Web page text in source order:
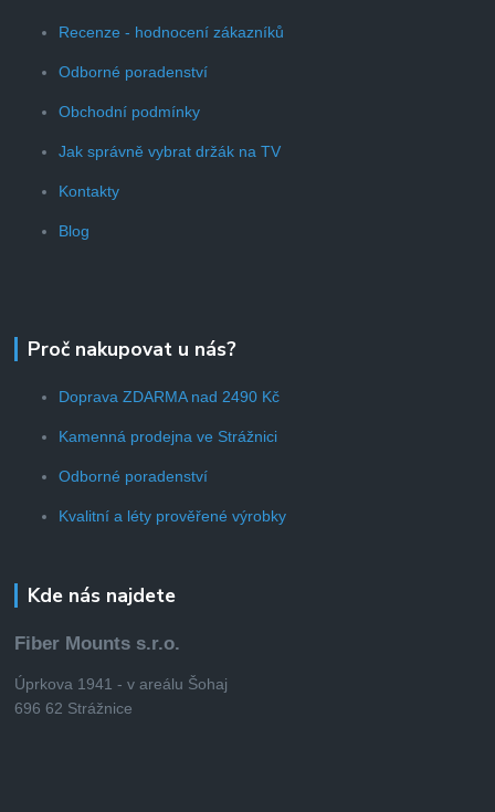
Recenze - hodnocení zákazníků
Odborné poradenství
Obchodní podmínky
Jak správně vybrat držák na TV
Kontakty
Blog
Proč nakupovat u nás?
Doprava ZDARMA nad 2490 Kč
Kamenná prodejna ve Strážnici
Odborné poradenství
Kvalitní a léty prověřené výrobky
Kde nás najdete
Fiber Mounts s.r.o.
Úprkova 1941 - v areálu Šohaj
696 62 Strážnice